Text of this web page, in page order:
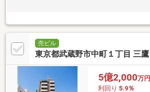
売ビル
東京都武蔵野市中町１丁目 三鷹
5億2,000万円
利回り 5.9％